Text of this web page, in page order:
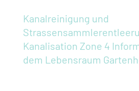
Kanalreinigung und
Kanalisation Zone 4
dem Lebensraum